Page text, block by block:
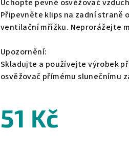
Uchopte pevně osvěžovač
Připevněte klips na zadní straně
ventilační mřížku. Neprorážejte
Upozornění:
Skladujte a používejte výrobek
osvěžovač přímému slunečnímu
51 Kč